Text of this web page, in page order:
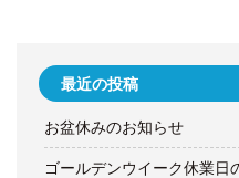
最近の投稿
お盆休みのお知らせ
ゴールデンウイーク休業日